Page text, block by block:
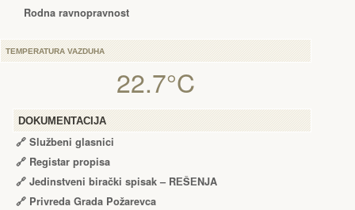
Rodna ravnopravnost
TEMPERATURA VAZDUHA
22.7°C
DOKUMENTACIJA
🔗 Službeni glasnici
🔗 Registar propisa
🔗 Jedinstveni birački spisak – RЕŠЕNJA
🔗 Privreda Grada Požarevca